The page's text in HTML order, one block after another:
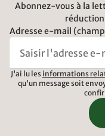
Abonnez-vous à la
Adresse e-mail
J'ai lu les informations
qu'un message soit